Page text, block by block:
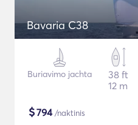
Bavaria C38
Buriavimo jachta
38 ft
12 m
$794/naktinis